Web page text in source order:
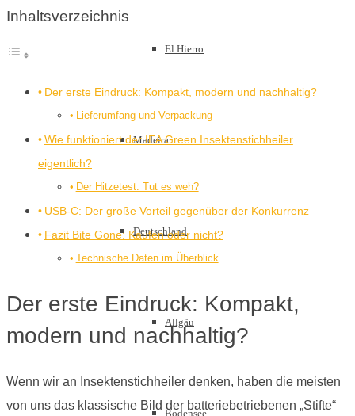
El Hierro
Madeira
Deutschland
Allgäu
Bodensee
Inhaltsverzeichnis
Der erste Eindruck: Kompakt, modern und nachhaltig?
Lieferumfang und Verpackung
Wie funktioniert der IEA Green Insektenstichheiler
eigentlich?
Der Hitzetest: Tut es weh?
USB-C: Der große Vorteil gegenüber der Konkurrenz
Fazit Bite Gone: Kaufen oder nicht?
Technische Daten im Überblick
Der erste Eindruck: Kompakt,
modern und nachhaltig?
Wenn wir an Insektenstichheiler denken, haben die meisten
von uns das klassische Bild der batteriebetriebenen „Stifte“